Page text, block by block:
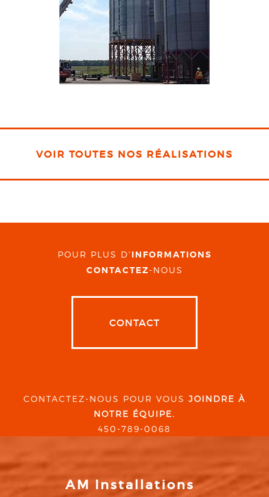
VOIR TOUTES NOS RÉALISATIONS
POUR PLUS D' INFORMATIONS
CONTACTEZ-NOUS
CONTACT
CONTACTEZ-NOUS POUR VOUS JOINDRE À
NOTRE ÉQUIPE.
450-789-0068
AM Installations